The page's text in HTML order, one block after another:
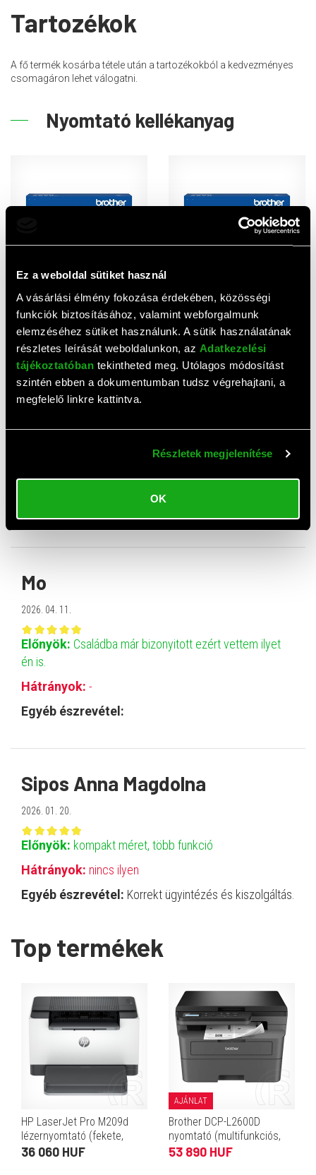
Ez a weboldal sütiket használ
A vásárlási élmény fokozása érdekében, közösségi
funkciók biztosításához, valamint webforgalmunk
elemzéséhez sütiket használunk. A sütik használatának
részletes leírását weboldalunkon, az Adatkezelési
tájékoztatóban tekintheted meg. Utólagos módosítást
szintén ebben a dokumentumban tudsz végrehajtani, a
megfelelő linkre kattintva.
Részletek megjelenítése
OK
Tartozékok
A fő termék kosárba tétele után a tartozékokból a kedvezményes
csomagáron lehet válogatni.
Nyomtató kellékanyag
Brother TN-2590XL toner
(fekete,
HLL2402DYJ1/HLL2442DWYJ1/HLL2460DNYJ1/DCPL2622DWYJ1/
nyomtatóhoz)
32 200 HUF
Csomagár: 31 280 HUF
Brother TN-2590 toner
(fekete,
HLL2402DYJ1/HLL2442DWYJ1/
nyomtatóhoz)
18 400 HUF
Csomagár: 17 400 HUF
értékelés)
Mo
2026. 04. 11.
Előnyök: Családba már bizonyitott ezért vettem ilyet
én is.
Hátrányok: -
Egyéb észrevétel:
Sipos Anna Magdolna
2026. 01. 20.
Előnyök: kompakt méret, több funkció
Hátrányok: nincs ilyen
Egyéb észrevétel: Korrekt ügyintézés és kiszolgáltás.
Top termékek
HP LaserJet Pro M209d
lézernyomtató (fekete,
duplex, 29 lap/perc, 600 x
36 060 HUF
AJÁNLAT
Brother DCP-L2600D
nyomtató (multifunkciós,
mono, lézer, duplex,
53 890 HUF